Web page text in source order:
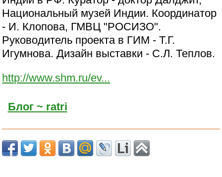
Национальный музей Индии. Координатор
- И. Клопова, ГМВЦ "РОСИЗО".
Руководитель проекта в ГИМ - Т.Г.
Игумнова. Дизайн выставки - С.Л. Теплов.
http://www.shm.ru/ev...
Блог ~ ratri